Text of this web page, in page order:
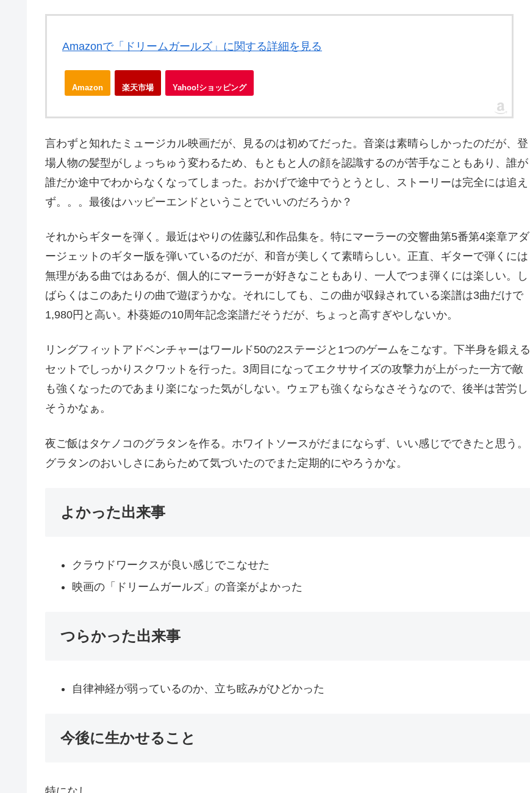
Amazonで「ドリームガールズ」に関する詳細を見る
Amazon 楽天市場 Yahoo!ショッピング
言わずと知れたミュージカル映画だが、見るのは初めてだった。音楽は素晴らしかったのだが、登
場人物の髪型がしょっちゅう変わるため、もともと人の顔を認識するのが苦手なこともあり、誰が
誰だか途中でわからなくなってしまった。おかげで途中でうとうとし、ストーリーは完全には追え
ず。。。最後はハッピーエンドということでいいのだろうか？
それからギターを弾く。最近はやりの佐藤弘和作品集を。特にマーラーの交響曲第5番第4楽章アダ
ージェットのギター版を弾いているのだが、和音が美しくて素晴らしい。正直、ギターで弾くには
無理がある曲ではあるが、個人的にマーラーが好きなこともあり、一人でつま弾くには楽しい。し
ばらくはこのあたりの曲で遊ぼうかな。それにしても、この曲が収録されている楽譜は3曲だけで
1,980円と高い。朴葵姫の10周年記念楽譜だそうだが、ちょっと高すぎやしないか。
リングフィットアドベンチャーはワールド50の2ステージと1つのゲームをこなす。下半身を鍛える
セットでしっかりスクワットを行った。3周目になってエクササイズの攻撃力が上がった一方で敵
も強くなったのであまり楽になった気がしない。ウェアも強くならなさそうなので、後半は苦労し
そうかなぁ。
夜ご飯はタケノコのグラタンを作る。ホワイトソースがだまにならず、いい感じでできたと思う。
グラタンのおいしさにあらためて気づいたのでまた定期的にやろうかな。
よかった出来事
クラウドワークスが良い感じでこなせた
映画の「ドリームガールズ」の音楽がよかった
つらかった出来事
自律神経が弱っているのか、立ち眩みがひどかった
今後に生かせること